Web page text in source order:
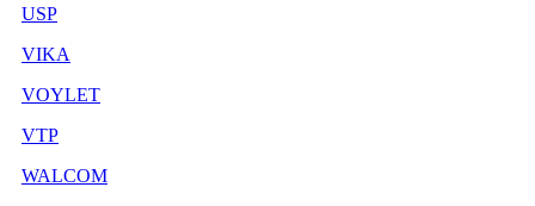
USP
VIKA
VOYLET
VTP
WALCOM